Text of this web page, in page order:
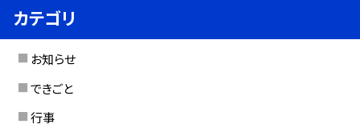
カテゴリ
お知らせ
できごと
行事